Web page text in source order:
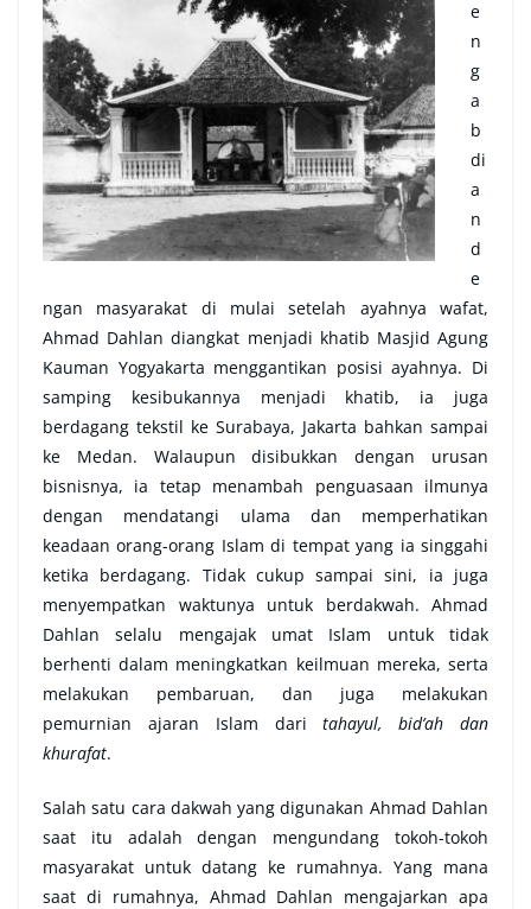
e
n
g
a
b
di
a
n
d
e
ngan masyarakat di mulai setelah ayahnya wafat,
Ahmad Dahlan diangkat menjadi khatib Masjid Agung
Kauman Yogyakarta menggantikan posisi ayahnya. Di
samping kesibukannya menjadi khatib, ia juga
berdagang tekstil ke Surabaya, Jakarta bahkan sampai
ke Medan. Walaupun disibukkan dengan urusan
bisnisnya, ia tetap menambah penguasaan ilmunya
dengan mendatangi ulama dan memperhatikan
keadaan orang-orang Islam di tempat yang ia singgahi
ketika berdagang. Tidak cukup sampai sini, ia juga
menyempatkan waktunya untuk berdakwah. Ahmad
Dahlan selalu mengajak umat Islam untuk tidak
berhenti dalam meningkatkan keilmuan mereka, serta
melakukan pembaruan, dan juga melakukan
pemurnian ajaran Islam daritahayul, bid’ah dan
khurafat.
Salah satu cara dakwah yang digunakan Ahmad Dahlan
saat itu adalah dengan mengundang tokoh-tokoh
masyarakat untuk datang ke rumahnya. Yang mana
saat di rumahnya, Ahmad Dahlan mengajarkan apa